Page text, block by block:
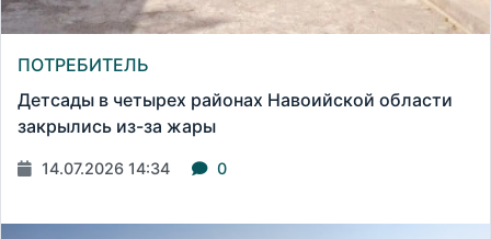
ПОТРЕБИТЕЛЬ
Детсады в четырех районах Навоийской области
закрылись из-за жары
14.07.2026 14:34 0